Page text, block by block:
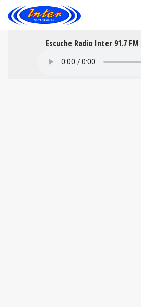
Escuche Radio Inter 91.7 FM